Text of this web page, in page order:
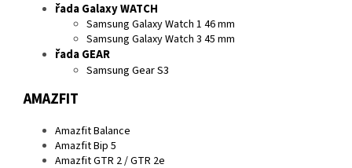
řada Galaxy WATCH
Samsung Galaxy Watch 1 46 mm
Samsung Galaxy Watch 3 45 mm
řada GEAR
Samsung Gear S3
AMAZFIT
Amazfit Balance
Amazfit Bip 5
Amazfit GTR 2 / GTR 2e